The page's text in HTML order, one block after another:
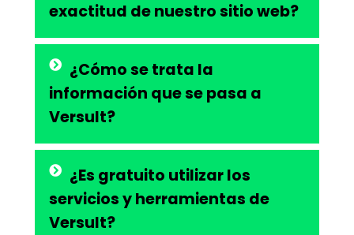
exactitud de nuestro sitio web?
¿Cómo se trata la
información que se pasa a
Versult?
¿Es gratuito utilizar los
servicios y herramientas de
Versult?